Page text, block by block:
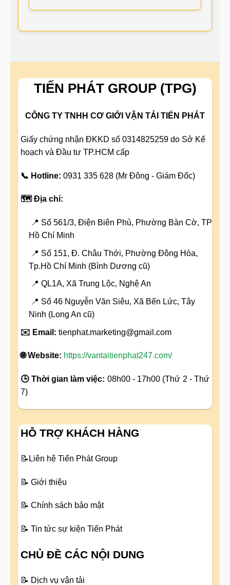
TIẾN PHÁT GROUP (TPG)
CÔNG TY TNHH CƠ GIỚI VẬN TẢI TIẾN PHÁT
Giấy chứng nhận ĐKKD số 0314825259 do Sở Kế
hoạch và Đầu tư TP.HCM cấp
📞 Hotline: 0931 335 628 (Mr Đông - Giám Đốc)
🗺️ Địa chỉ:
📍 Số 561/3, Điện Biên Phủ, Phường Bàn Cờ, TP
Hồ Chí Minh
📍 Số 151, Đ. Châu Thới, Phường Đông Hòa,
Tp.Hồ Chí Minh (Bình Dương cũ)
📍 QL1A, Xã Trung Lộc, Nghệ An
📍 Số 46 Nguyễn Văn Siêu, Xã Bến Lức, Tây
Ninh (Long An cũ)
✉️ Email: tienphat.marketing@gmail.com
🌐 Website: https://vantaitienphat247.com/
🕒 Thời gian làm việc: 08h00 - 17h00 (Thứ 2 - Thứ
7)
HỖ TRỢ KHÁCH HÀNG
📝 Liên hệ Tiến Phát Group
📝 Giới thiệu
📝 Chính sách bảo mật
📝 Tin tức sự kiện Tiến Phát
CHỦ ĐỀ CÁC NỘI DUNG
📝 Dịch vụ vận tải